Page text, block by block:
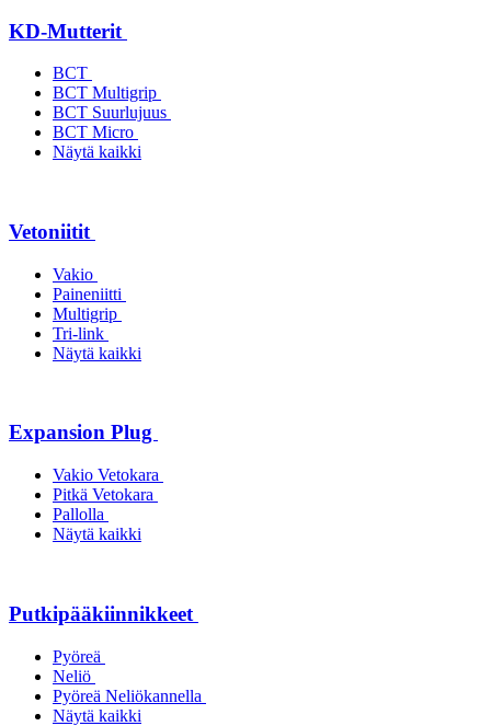
KD-Mutterit
BCT
BCT Multigrip
BCT Suurlujuus
BCT Micro
Näytä kaikki
Vetoniitit
Vakio
Paineniitti
Multigrip
Tri-link
Näytä kaikki
Expansion Plug
Vakio Vetokara
Pitkä Vetokara
Pallolla
Näytä kaikki
Putkipääkiinnikkeet
Pyöreä
Neliö
Pyöreä Neliökannella
Näytä kaikki